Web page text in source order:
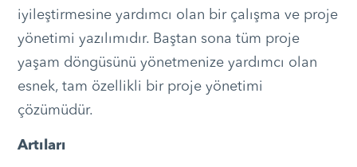
iyileştirmesine yardımcı olan bir çalışma ve proje
yönetimi yazılımıdır. Baştan sona tüm proje
yaşam döngüsünü yönetmenize yardımcı olan
esnek, tam özellikli bir proje yönetimi
çözümüdür.
Artıları